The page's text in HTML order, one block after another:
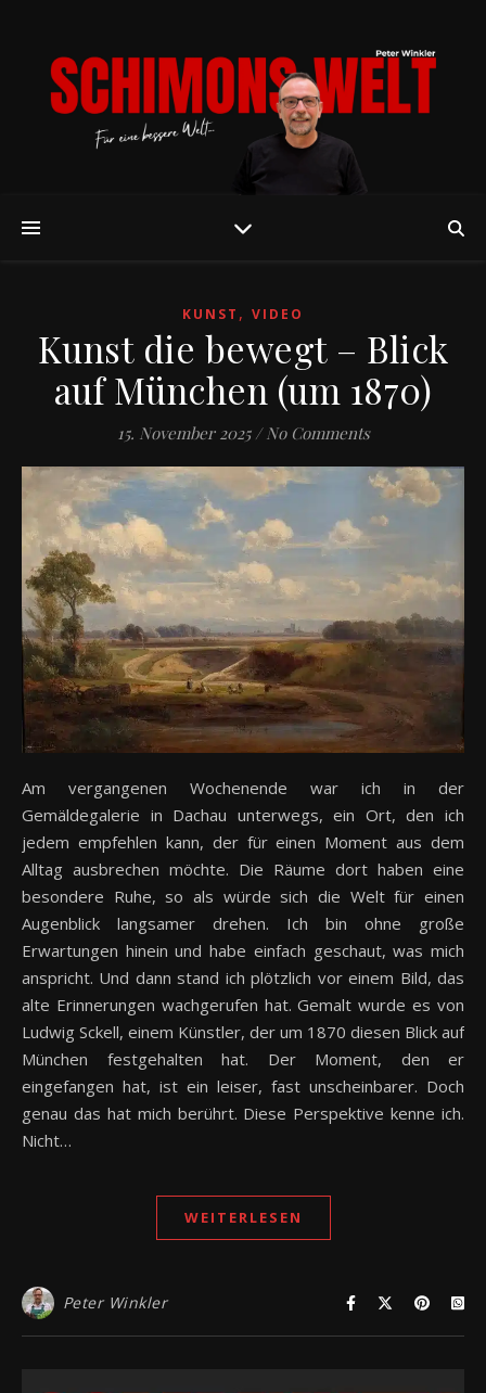
KUNST , VIDEO
Kunst die bewegt – Blick
auf München (um 1870)
15. November 2025 / No Comments
Am vergangenen Wochenende war ich in der
Gemäldegalerie in Dachau unterwegs, ein Ort, den ich
jedem empfehlen kann, der für einen Moment aus dem
Alltag ausbrechen möchte. Die Räume dort haben eine
besondere Ruhe, so als würde sich die Welt für einen
Augenblick langsamer drehen. Ich bin ohne große
Erwartungen hinein und habe einfach geschaut, was mich
anspricht. Und dann stand ich plötzlich vor einem Bild, das
alte Erinnerungen wachgerufen hat. Gemalt wurde es von
Ludwig Sckell, einem Künstler, der um 1870 diesen Blick auf
München festgehalten hat. Der Moment, den er
eingefangen hat, ist ein leiser, fast unscheinbarer. Doch
genau das hat mich berührt. Diese Perspektive kenne ich.
Nicht…
WEITERLESEN
Peter Winkler